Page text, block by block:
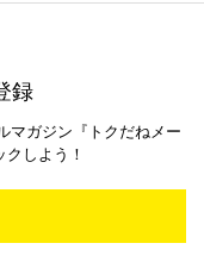
録
マガジン『トクだねメー
しよう！